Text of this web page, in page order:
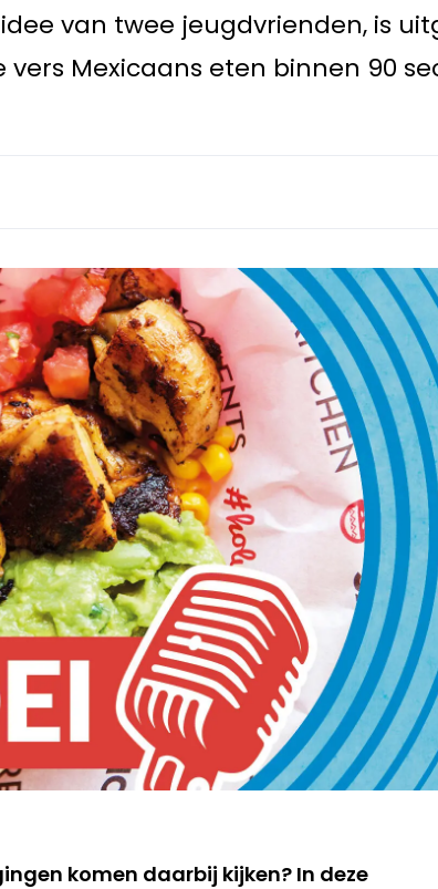
van twee jeugdvrienden, is
Mexicaans eten binnen 90
komen daarbij kijken? In deze